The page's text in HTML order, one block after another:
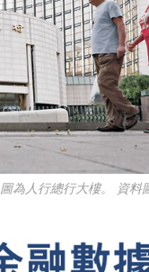
為人行總行大樓。 資料